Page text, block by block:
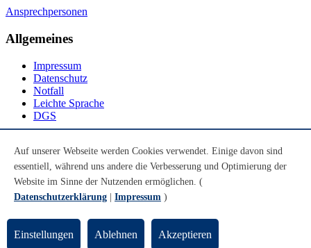
Ansprechpersonen
Allgemeines
Impressum
Datenschutz
Notfall
Leichte Sprache
DGS
Youtube
Instagram
LinkedIn
© Universität Bremen 2026
Auf unserer Webseite werden Cookies verwendet. Einige davon sind
essentiell, während uns andere die Verbesserung und Optimierung der
Website im Sinne der Nutzenden ermöglichen. (
Datenschutzerklärung
Impressum )
Einstellungen Ablehnen Akzeptieren